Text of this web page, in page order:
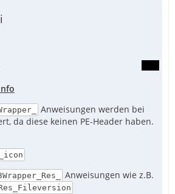
Anweisungen werden bei
da diese keinen PE-Header haben.
Anweisungen wie z.B.